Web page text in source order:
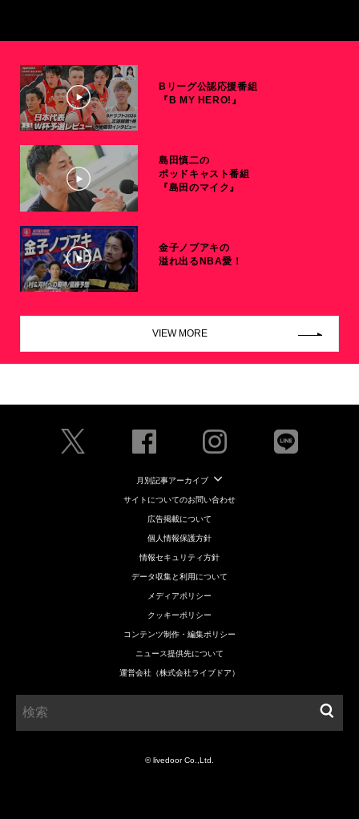
Bリーグ公認応援番組
『B MY HERO!』
島田慎二の
ポッドキャスト番組
『島田のマイク』
金子ノブアキの
溢れ出るNBA愛！
VIEW MORE
月別記事アーカイブ
サイトについてのお問い合わせ
広告掲載について
個人情報保護方針
情報セキュリティ方針
データ収集と利用について
メディアポリシー
クッキーポリシー
コンテンツ制作・編集ポリシー
ニュース提供先について
運営会社（株式会社ライブドア）
© livedoor Co.,Ltd.